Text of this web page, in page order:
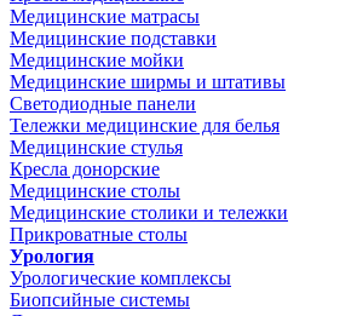
Медицинские матрасы
Медицинские подставки
Медицинские мойки
Медицинские ширмы и штативы
Светодиодные панели
Тележки медицинские для белья
Медицинские стулья
Кресла донорские
Медицинские столы
Медицинские столики и тележки
Прикроватные столы
Урология
Урологические комплексы
Биопсийные системы